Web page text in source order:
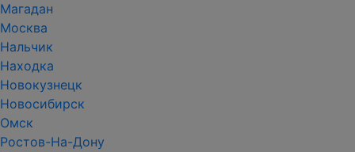
Магадан
Москва
Нальчик
Находка
Новокузнецк
Новосибирск
Омск
Ростов-На-Дону